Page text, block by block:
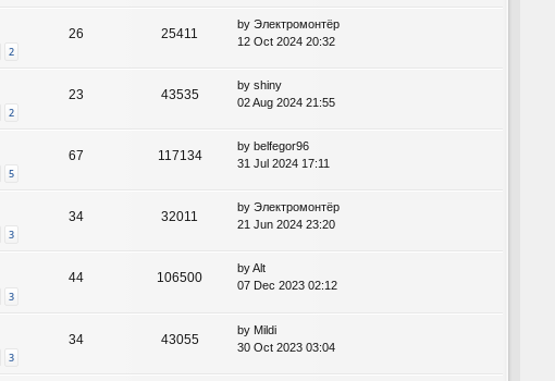
2
26 25411
by Электромонтёр
12 Oct 2024 20:32
2
23 43535
by shiny
02 Aug 2024 21:55
5
67 117134
by belfegor96
31 Jul 2024 17:11
3
34 32011
by Электромонтёр
21 Jun 2024 23:20
3
44 106500
byAlt
07 Dec 2023 02:12
3
34 43055
by Mildi
30 Oct 2023 03:04